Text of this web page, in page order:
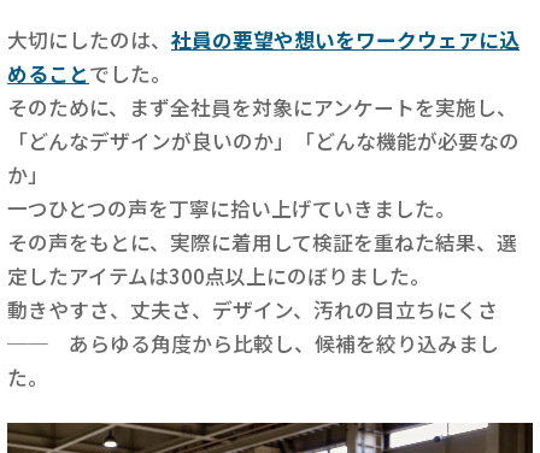
大切にしたのは、 社員の要望や想いをワークウェアに込
めることでした。
そのために、まず全社員を対象にアンケートを実施し、
「どんなデザインが良いのか」「どんな機能が必要なの
か」
一つひとつの声を丁寧に拾い上げていきました。
その声をもとに、実際に着用して検証を重ねた結果、選
定したアイテムは300点以上にのぼりました。
動きやすさ、丈夫さ、デザイン、汚れの目立ちにくさ
── あらゆる角度から比較し、候補を絞り込みまし
た。